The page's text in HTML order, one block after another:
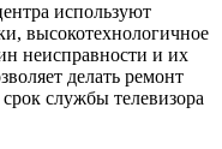
используют
высокотехнологичное
неисправности и их
делать ремонт
службы телевизора